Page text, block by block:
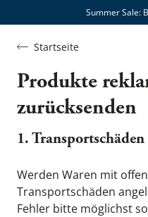
Summer Sale:
Startseite
Produkte
zurücksenden
1. Transportschäden
Werden Waren mit
Transportschäden
Fehler bitte möglichst